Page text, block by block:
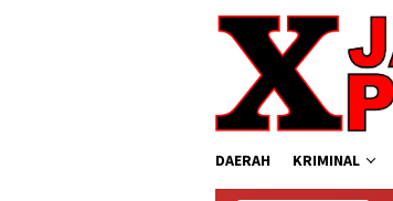
DAERAH KRIMINAL